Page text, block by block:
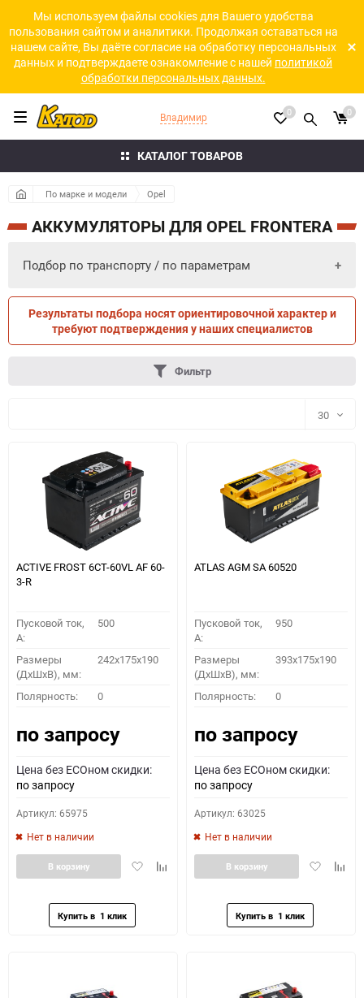
Мы используем файлы cookies для Вашего удобства
пользования сайтом и аналитики. Продолжая оставаться на
нашем сайте, Вы даёте согласие на обработку персональных
данных и подтверждаете ознакомление с нашей политикой
обработки персональных данных.
КАТАЛОГ ТОВАРОВ
Владимир 0 0
По марке и модели Opel
АККУМУЛЯТОРЫ ДЛЯ OPEL FRONTERA
Подбор по транспорту / по параметрам
ПО ТРАНСПОРТУ ПО ПАРАМЕТРАМ
ПОДОБРАТЬ
Как определить полярность?
0 - обратная 1 - прямая 3 - обратная 4 - прямая
Результаты подбора носят ориентировочной характер и
требуют подтверждения у наших специалистов
Фильтр
30
30
60
ACTIVE FROST 6СТ-60VL АF 60-
3-R
Пусковой ток,
A:
500
Размеры
(ДхШхВ), мм:
242x175x190
Полярность: 0
по запросу
Цена без ECOном скидки:
по запросу
Артикул: 65975
Нет в наличии
ДобавитьДобавить
В корзину
ATLAS AGM SA 60520
Пусковой ток,
A:
950
Размеры
(ДхШхВ), мм:
393x175x190
Полярность: 0
по запросу
Цена без ECOном скидки:
по запросу
Артикул: 63025
Нет в наличии
Добавить
В корзину